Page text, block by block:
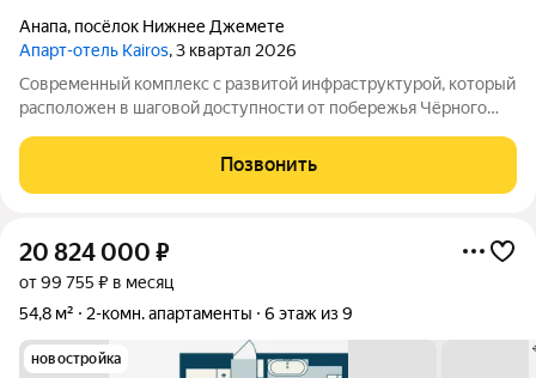
Анапа, посёлок Нижнее Джемете
Апарт-отель Kairos, 3 квартал 2026
Современный комплекс с развитой инфраструктурой, который
расположен в шаговой доступности от побережья Чёрного
концепцией. Инфраструктура комплекса включает: -
Всесезонный подогреваемый бассейн с
Позвонить
20 824 000 ₽
от 99 755 ₽ в месяц
54,8 м²
2-комн. апартаменты 6 этаж из 9
новостройка